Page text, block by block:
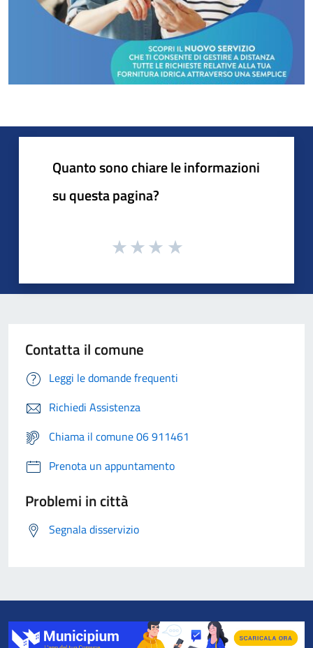
Quanto sono chiare le informazioni
su questa pagina?
Contatta il comune
Leggi le domande frequenti
Richiedi Assistenza
Chiama il comune 06 911461
Prenota un appuntamento
Problemi in città
Segnala disservizio